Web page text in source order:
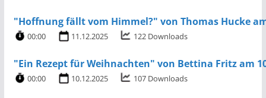
"Hoffnung fällt vom Himmel?" von Thomas Hucke
00:00 11.12.2025 122 Downloads
"Ein Rezept für Weihnachten" von Bettina Fritz am
00:00 10.12.2025 107 Downloads